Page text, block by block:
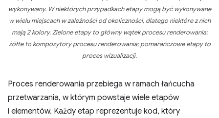
wykonywany. W niektórych przypadkach etapy mogą być wykonywane
w wielu miejscach w zależności od okoliczności, dlatego niektóre z nich
mają 2 kolory. Zielone etapy to główny wątek procesu renderowania;
żółte to kompozytory procesu renderowania; pomarańczowe etapy to
proces wizualizacji.
Proces renderowania przebiega w ramach łańcucha
przetwarzania, w którym powstaje wiele etapów
i elementów. Każdy etap reprezentuje kod, który